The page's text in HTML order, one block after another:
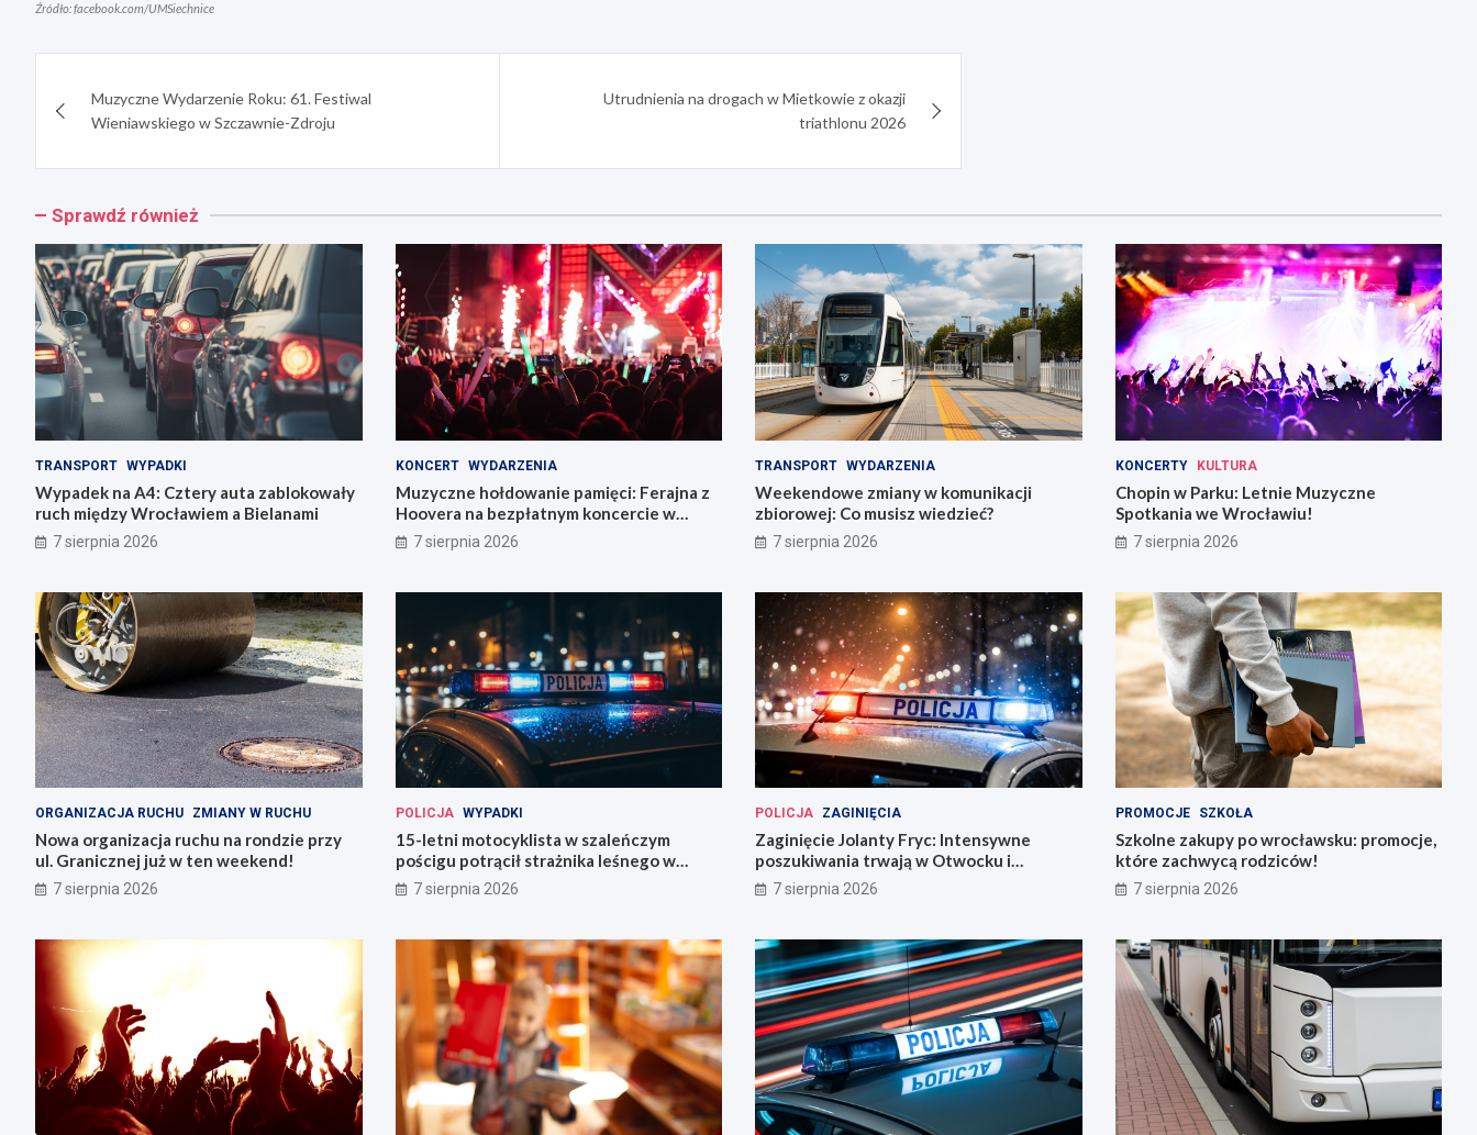
Źródło: facebook.com/UMSiechnice
wpisuMuzyczne Wydarzenie Roku: 61. Festiwal
Wieniawskiego w Szczawnie-Zdroju
Utrudnienia na drogach w Mietkowie z okazji
triathlonu 2026
Sprawdź również
TRANSPORT WYPADKI
Wypadek na A4: Cztery auta zablokowały
ruch między Wrocławiem a Bielanami
7 sierpnia 2026
KONCERT WYDARZENIA
Muzyczne hołdowanie pamięci: Ferajna z
Hoovera na bezpłatnym koncercie w
Wrocławiu
7 sierpnia 2026
TRANSPORT WYDARZENIA
Weekendowe zmiany w komunikacji
zbiorowej: Co musisz wiedzieć?
7 sierpnia 2026
KONCERTY KULTURA
Chopin w Parku: Letnie Muzyczne
Spotkania we Wrocławiu!
7 sierpnia 2026
ORGANIZACJA RUCHU ZMIANY W RUCHU
Nowa organizacja ruchu na rondzie przy
ul. Granicznej już w ten weekend!
7 sierpnia 2026
POLICJA WYPADKI
15-letni motocyklista w szaleńczym
pościgu potrącił strażnika leśnego w
Lwówku Śląskim
7 sierpnia 2026
POLICJA ZAGINIĘCIA
Zaginięcie Jolanty Fryc: Intensywne
poszukiwania trwają w Otwocku i
Wrocławiu
7 sierpnia 2026
PROMOCJE SZKOŁA
Szkolne zakupy po wrocławsku: promocje,
które zachwycą rodziców!
7 sierpnia 2026